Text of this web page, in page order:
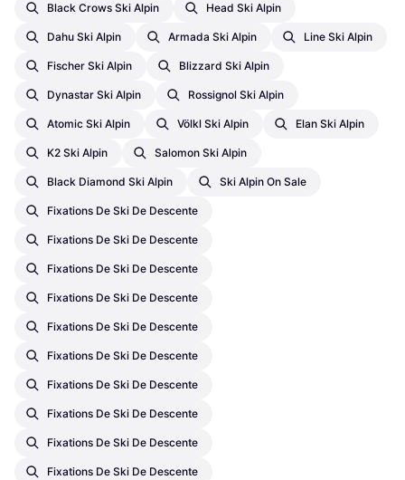
Black Crows Ski Alpin Head Ski Alpin
Dahu Ski Alpin Armada Ski Alpin Line Ski Alpin
Fischer Ski Alpin Blizzard Ski Alpin
Dynastar Ski Alpin Rossignol Ski Alpin
Atomic Ski Alpin Völkl Ski Alpin Elan Ski Alpin
K2 Ski Alpin Salomon Ski Alpin
Black Diamond Ski Alpin Ski Alpin On Sale
Fixations De Ski De Descente
Fixations De Ski De Descente
Fixations De Ski De Descente
Fixations De Ski De Descente
Fixations De Ski De Descente
Fixations De Ski De Descente
Fixations De Ski De Descente
Fixations De Ski De Descente
Fixations De Ski De Descente
Fixations De Ski De Descente